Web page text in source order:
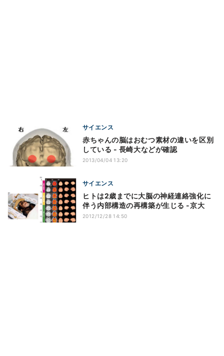
サイエンス
赤ちゃんの脳はおむつ素材の違いを区別
している - 長崎大などが確認
2013/04/04 13:20
サイエンス
ヒトは2歳までに大脳の神経連絡強化に
伴う内部構造の再構築が生じる -京大
2012/12/28 14:50